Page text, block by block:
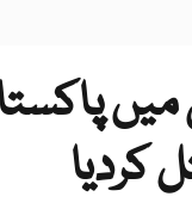
کردیا